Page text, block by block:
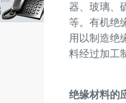
器、玻璃、
等。有机绝
用以制造绝
料经过加工
绝缘材料的